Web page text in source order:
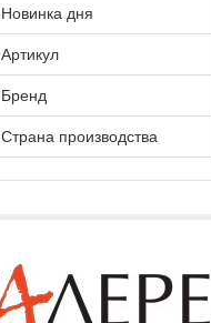
Новинка дня
Артикул
Бренд
Страна производства